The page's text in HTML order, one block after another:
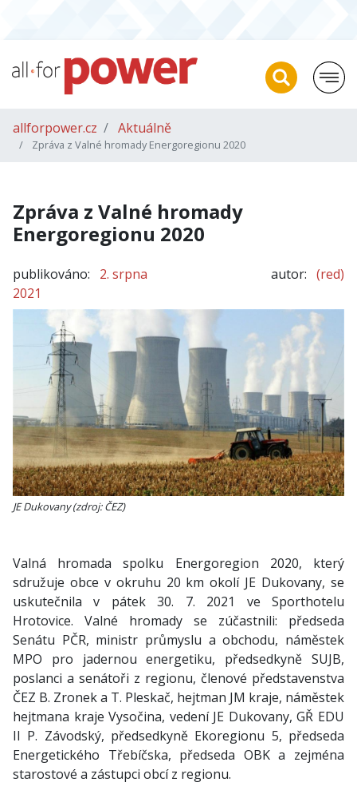
allforpower.cz Aktuálně
Zpráva z Valné hromady Energoregionu 2020
Zpráva z Valné hromady
Energoregionu 2020
publikováno:
2. srpna
2021
autor: (red)
JE Dukovany (zdroj: ČEZ)
Valná hromada spolku Energoregion 2020, který
sdružuje obce v okruhu 20 km okolí JE Dukovany, se
uskutečnila v pátek 30. 7. 2021 ve Sporthotelu
Hrotovice. Valné hromady se zúčastnili: předseda
Senátu PČR, ministr průmyslu a obchodu, náměstek
MPO pro jadernou energetiku, předsedkyně SUJB,
poslanci a senátoři z regionu, členové představenstva
ČEZ B. Zronek a T. Pleskač, hejtman JM kraje, náměstek
hejtmana kraje Vysočina, vedení JE Dukovany, GŘ EDU
II P. Závodský, předsedkyně Ekoregionu 5, předseda
Energetického Třebíčska, předseda OBK a zejména
starostové a zástupci obcí z regionu.